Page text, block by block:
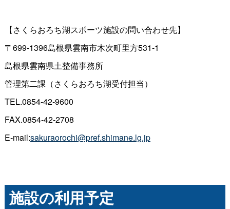
【さくらおろち湖スポーツ施設の問い合わせ先】
〒699-1396島根県雲南市木次町里方531-1
島根県雲南県土整備事務所
管理第二課（さくらおろち湖受付担当）
TEL.0854-42-9600
FAX.0854-42-2708
E-mail:sakuraorochi@pref.shimane.lg.jp
施設の利用予定